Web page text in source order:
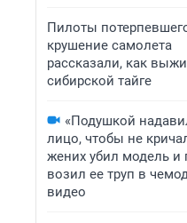
Пилоты
крушение самолета
рассказали, как
сибирской тайге
«Подушкой
лицо, чтобы не
жених убил модель и
возил ее труп в
видео